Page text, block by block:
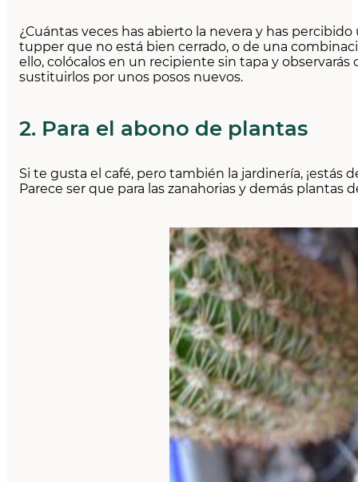
¿Cuántas veces has abierto la nevera y has
tupper que no está bien cerrado, o de una
ello, colócalos en un recipiente sin tapa y
sustituirlos por unos posos nuevos.
2. Para el abono de plantas
Si te gusta el café, pero también la jardinería,
Parece ser que para las zanahorias y demás plantas